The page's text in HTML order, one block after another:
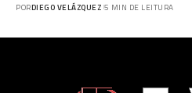
PORDIEGO VELÁZQUEZ 5 MIN DE LEITURA